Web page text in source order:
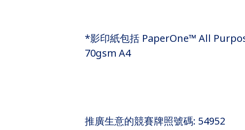
*影印紙包括 PaperOne™ All
70gsm A4
推廣生意的競賽牌照號碼: 54952